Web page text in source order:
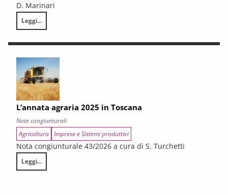
D. Marinari
Leggi...
LA CONGIUNTURA DEI SETTORI CULTURALI. Ripresa selettiva e
L’annata agraria 2025 in Toscana
Note congiunturali
Agricoltura Imprese e Sistemi produttivi
Nota congiunturale 43/2026 a cura di S. Turchetti
Leggi...
L’annata agraria 2025 in Toscana